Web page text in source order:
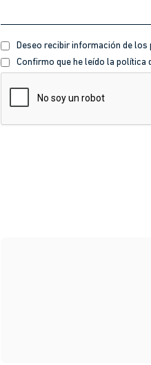
Recibir
información
Deseo recibir información de los
Política
de
privacidad
Confirmo que he leído la política